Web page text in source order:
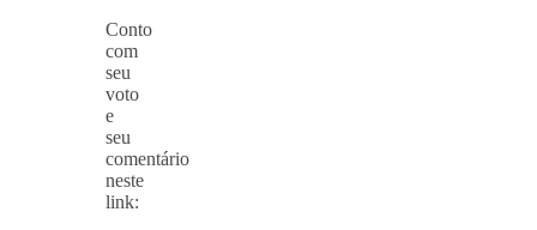
Conto
com
seu
voto
e
seu
comentário
neste
link: